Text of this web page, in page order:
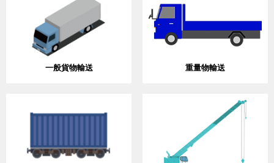
一般貨物輸送 重量物輸送